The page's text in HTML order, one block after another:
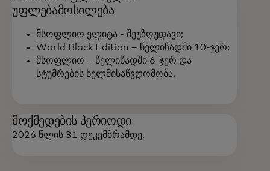
უფლებამოსილება
მსოფლიო ელიტა - შეუზღუდავი;
World Black Edition – წელიწადში 10-ჯერ;
მსოფლიო – წელიწადში 6-ჯერ და
სტუმრების ხელმისაწვდომობა.
მოქმედების პერიოდი
2026 წლის 31 დეკემბრამდე.